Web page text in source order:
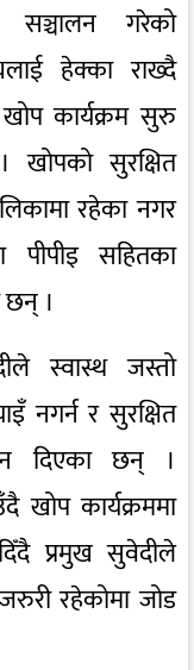
गरेको
हेक्का राख्दै
खोप कार्यक्रम सुरु
सुरक्षित
रहेका नगर
पीपीइ सहितका
छन् ।
स्वास्थ जस्तो
नगर्न र सुरक्षित
दिएका छन् ।
खोप कार्यक्रममा
प्रमुख सुवेदीले
जरुरी रहेकोमा जोड